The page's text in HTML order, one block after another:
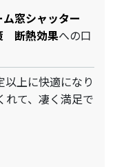
窓シャッター
断熱効果への口
上に快適になり
れて、凄く満足で